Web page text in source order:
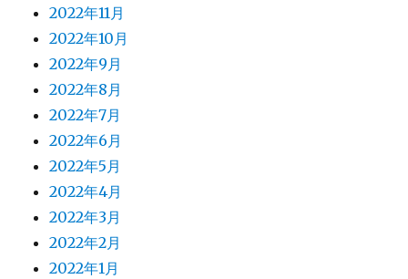
2022年11月
2022年10月
2022年9月
2022年8月
2022年7月
2022年6月
2022年5月
2022年4月
2022年3月
2022年2月
2022年1月